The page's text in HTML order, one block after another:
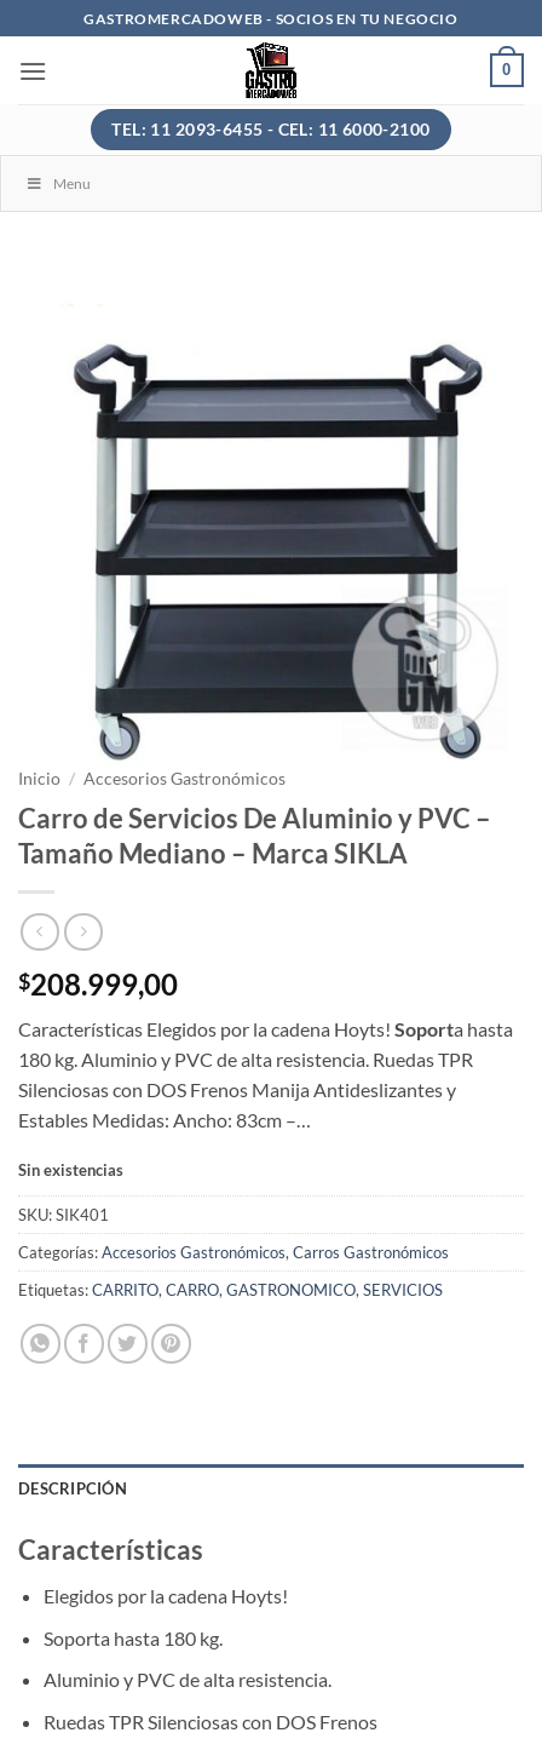
al
contenido
GASTROMERCADOWEB - SOCIOS EN TU NEGOCIO
0
TEL: 11 2093-6455 - CEL: 11 6000-2100
Menu
Inicio / Accesorios Gastronómicos
Carro de Servicios De Aluminio y PVC –
Tamaño Mediano – Marca SIKLA
$208.999,00
Características Elegidos por la cadena Hoyts! Soporta hasta
180 kg. Aluminio y PVC de alta resistencia. Ruedas TPR
Silenciosas con DOS Frenos Manija Antideslizantes y
Estables Medidas: Ancho: 83cm –…
Sin existencias
SKU:SIK401
Categorías:Accesorios Gastronómicos, Carros Gastronómicos
Etiquetas:CARRITO, CARRO, GASTRONOMICO, SERVICIOS
DESCRIPCIÓN
Características
Elegidos por la cadena Hoyts!
Soporta hasta 180 kg.
Aluminio y PVC de alta resistencia.
Ruedas TPR Silenciosas con DOS Frenos